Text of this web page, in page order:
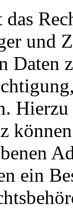
das
und
Daten
ein